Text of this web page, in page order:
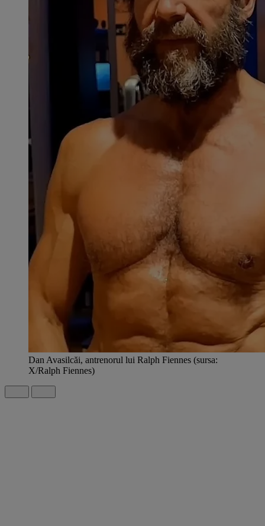
Dan Avasilcăi, antrenorul lui Ralph Fiennes (sursa:
X/Ralph Fiennes)